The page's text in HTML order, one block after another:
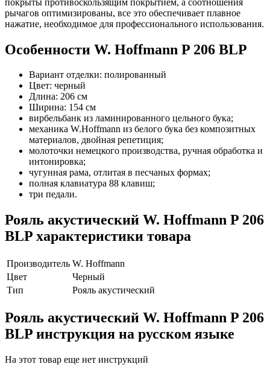
рычагов оптимизированы, все это обеспечивает плавное
нажатие, необходимое для профессионального использования.
Особенности W. Hoffmann P 206 BLP
Вариант отделки: полированный
Цвет: черный
Длина: 206 см
Ширина: 154 см
вирбельбанк из ламинированного цельного бука;
механика W.Hoffmann из белого бука без композитных
материалов, двойная репетиция;
молоточки немецкого производства, ручная обработка и
интонировка;
чугунная рама, отлитая в песчаных формах;
полная клавиатура 88 клавиш;
три педали.
Рояль акустический W. Hoffmann P 206
BLP характеристики товара
Производитель W. Hoffmann
Цвет
Черный
Тип
Рояль акустический
Рояль акустический W. Hoffmann P 206
BLP инструкция на русском языке
На этот товар еще нет инструкций